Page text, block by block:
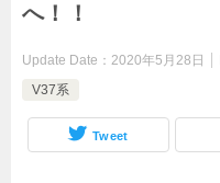
へ！！
Update Date： 2020年5月28日
V37系
Tweet